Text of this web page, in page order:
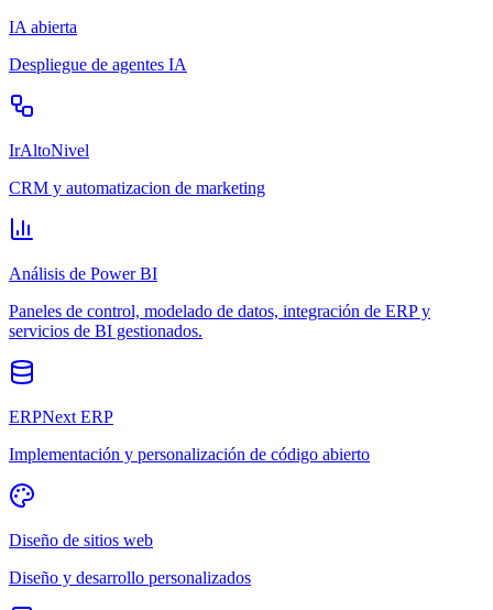
IA abierta
Despliegue de agentes IA
IrAltoNivel
CRM y automatizacion de marketing
Análisis de Power BI
Paneles de control, modelado de datos, integración de ERP y
servicios de BI gestionados.
ERPNext ERP
Implementación y personalización de código abierto
Diseño de sitios web
Diseño y desarrollo personalizados